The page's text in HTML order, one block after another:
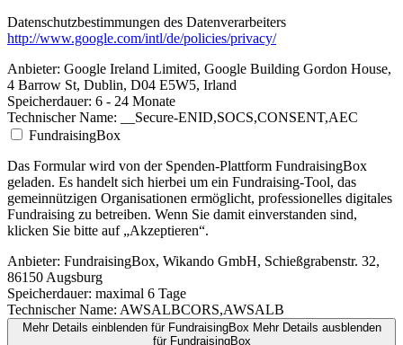
Datenschutzbestimmungen des Datenverarbeiters
http://www.google.com/intl/de/policies/privacy/
Anbieter: Google Ireland Limited, Google Building Gordon House,
4 Barrow St, Dublin, D04 E5W5, Irland
Speicherdauer: 6 - 24 Monate
Technischer Name: __Secure-ENID,SOCS,CONSENT,AEC
FundraisingBox
Das Formular wird von der Spenden-Plattform FundraisingBox
geladen. Es handelt sich hierbei um ein Fundraising-Tool, das
gemeinnützigen Organisationen ermöglicht, professionelles digitales
Fundraising zu betreiben. Wenn Sie damit einverstanden sind,
klicken Sie bitte auf „Akzeptieren“.
Anbieter: FundraisingBox, Wikando GmbH, Schießgrabenstr. 32,
86150 Augsburg
Speicherdauer: maximal 6 Tage
Technischer Name: AWSALBCORS,AWSALB
Mehr Details einblendenfür FundraisingBox Mehr Details ausblenden
für FundraisingBox